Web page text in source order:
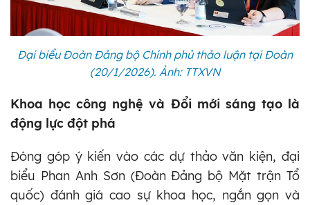
Đại biểu Đoàn Đảng bộ Chính phủ thảo luận tại Đoàn
(20/1/2026). Ảnh: TTXVN
Khoa học công nghệ và Đổi mới sáng tạo là
động lực đột phá
Đóng góp ý kiến vào các dự thảo văn kiện, đại
biểu Phan Anh Sơn (Đoàn Đảng bộ Mặt trận Tổ
quốc) đánh giá cao sự khoa học, ngắn gọn và